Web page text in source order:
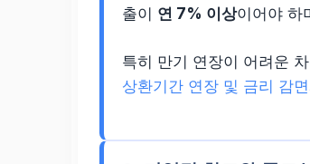
출이 연 7% 이상이어야 하
특히 만기 연장이 어려운
상환기간 연장 및 금리 감면